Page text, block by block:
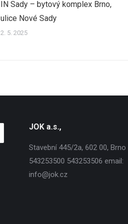
IN Sady – bytový komplex Brno,
ulice Nové Sady
2. 5. 2025
JOK a.s.,
Stavební 445/2a, 602 00, Brno
543253500 543253506 email:
info@jok.cz